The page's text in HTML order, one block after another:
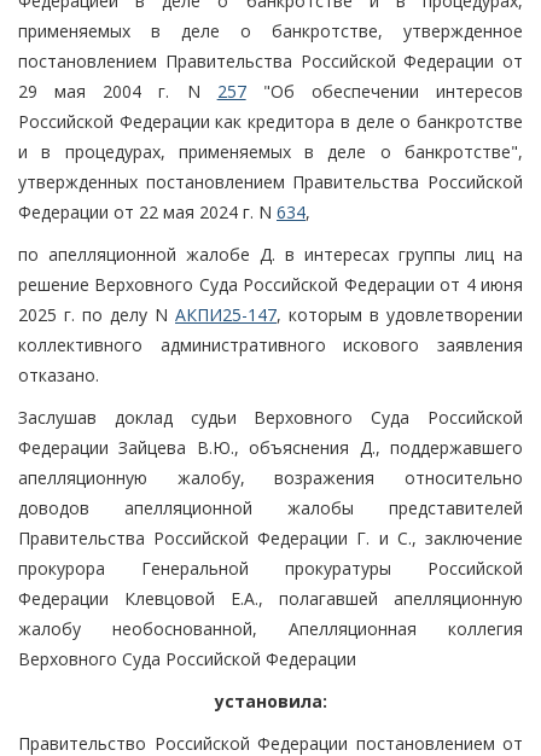
применяемых в деле о банкротстве, утвержденное
постановлением Правительства Российской Федерации от
29 мая 2004 г. N 257"Об обеспечении интересов
Российской Федерации как кредитора в деле о банкротстве
и в процедурах, применяемых в деле о банкротстве",
утвержденных постановлением Правительства Российской
Федерации от 22 мая 2024 г. N 634,
по апелляционной жалобе Д. в интересах группы лиц на
решение Верховного Суда Российской Федерации от 4 июня
2025 г. по делу N АКПИ25-147, которым в удовлетворении
коллективного административного искового заявления
отказано.
Заслушав доклад судьи Верховного Суда Российской
Федерации Зайцева В.Ю., объяснения Д., поддержавшего
апелляционную жалобу, возражения относительно
доводов апелляционной жалобы представителей
Правительства Российской Федерации Г. и С., заключение
прокурора Генеральной прокуратуры Российской
Федерации Клевцовой Е.А., полагавшей апелляционную
жалобу необоснованной, Апелляционная коллегия
Верховного Суда Российской Федерации
установила:
Правительство Российской Федерации постановлением от